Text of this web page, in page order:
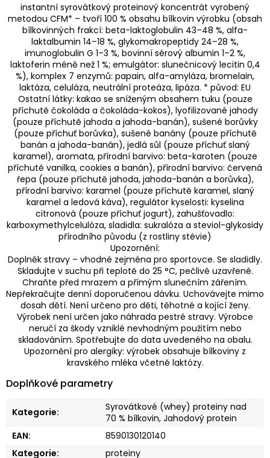
instantní syrovátkový proteinový koncentrát vyrobený
metodou CFM* – tvoří 100 % obsahu bílkovin výrobku (obsah
bílkovinných frakcí: beta-laktoglobulin 43–48 %, alfa-
laktalbumin 14–18 %, glykomakropeptidy 24–28 %,
imunoglobulin G 1–3 %, bovinní sérový albumin 1–2 %,
laktoferin méně než 1 %; emulgátor: slunečnicový lecitin 0,4
%), komplex 7 enzymů: papain, alfa-amyláza, bromelain,
laktáza, celuláza, neutrální proteáza, lipáza. * původ: EU
Ostatní látky: kakao se sníženým obsahem tuku (pouze
příchutě čokoláda a čokoláda-kokos), lyofilizované jahody
(pouze příchutě jahoda a jahoda-banán), sušené borůvky
(pouze příchuť borůvka), sušené banány (pouze příchutě
banán a jahoda-banán), jedlá sůl (pouze příchuť slaný
karamel), aromata, přírodní barvivo: beta-karoten (pouze
příchutě vanilka, cookies a banán), přírodní barvivo: červená
řepa (pouze příchutě jahoda, jahoda-banán a borůvka),
přírodní barvivo: karamel (pouze příchutě karamel, slaný
karamel a ledová káva), regulátor kyselosti: kyselina
citronová (pouze příchuť jogurt), zahušťovadlo:
karboxymethylcelulóza, sladidla: sukralóza a steviol-glykosidy
přírodního původu (z rostliny stévie)
Upozornění:
Doplněk stravy – vhodné zejména pro sportovce. Se sladidly.
Skladujte v suchu při teplotě do 25 °C, pečlivě uzavřené.
Chraňte před mrazem a přímým slunečním zářením.
Nepřekračujte denní doporučenou dávku. Uchovávejte mimo
dosah dětí. Není určeno pro děti, těhotné a kojící ženy.
Výrobek není určen jako náhrada pestré stravy. Výrobce
neručí za škody vzniklé nevhodným použitím nebo
skladováním. Spotřebujte do data uvedeného na obalu.
Upozornění pro alergiky: výrobek obsahuje bílkoviny z
kravského mléka včetně laktózy.
Doplňkové parametry
Kategorie:
Syrovátkové (whey) proteiny nad
70 % bílkovin, Jahodový protein
EAN:
8590130120140
Kategorie:
proteiny